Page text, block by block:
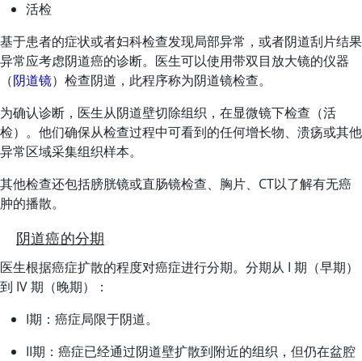
活检
基于患者的症状或者妇科检查发现局部异常，或者阴道刮片结果
异常应考虑阴道癌的诊断。医生可以使用带双目放大镜的仪器
（阴道镜）检查阴道，此程序称为阴道镜检查。
为确认诊断，医生从阴道壁切除组织，在显微镜下检查（活
检）。他们确保从检查过程中可看到的任何增长物、溃疡或其他
异常区域采集组织样本。
其他检查还包括膀胱镜或直肠镜检查、胸片、CT以了解有无癌
肿的播散。
阴道癌的分期
医生根据癌症扩散的程度对癌症进行分期。分期从 I 期（早期）
到 IV 期（晚期）：
I期：癌症局限于阴道。
II期：癌症已经通过阴道壁扩散到附近的组织，但仍在盆腔